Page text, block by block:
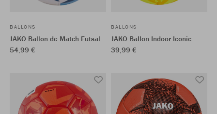
BALLONS
JAKO Ballon de Match Futsal
54,99 €
BALLONS
JAKO Ballon Indoor Iconic
39,99 €